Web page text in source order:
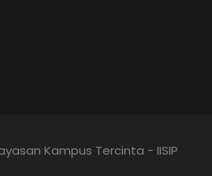
Kampus Tercinta - IISIP